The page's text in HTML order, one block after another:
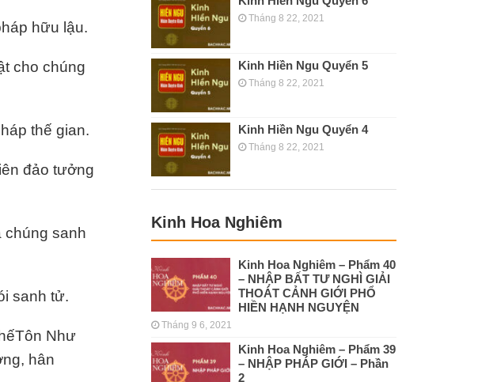
hữu lậu.
cho chúng
thế gian.
đảo tưởng
chúng sanh
sanh tử.
Như
hân
Tháng 8 22, 2021
Kinh Hiền Ngu Quyển 5
Tháng 8 22, 2021
Kinh Hiền Ngu Quyển 4
Tháng 8 22, 2021
Kinh Hoa Nghiêm
Kinh Hoa Nghiêm – Phẩm 40
– NHẬP BẤT TƯ NGHÌ GIẢI
THOÁT CẢNH GIỚI PHỔ
HIỀN HẠNH NGUYỆN
Tháng 9 6, 2021
Kinh Hoa Nghiêm – Phẩm 39
– NHẬP PHÁP GIỚI – Phần
2